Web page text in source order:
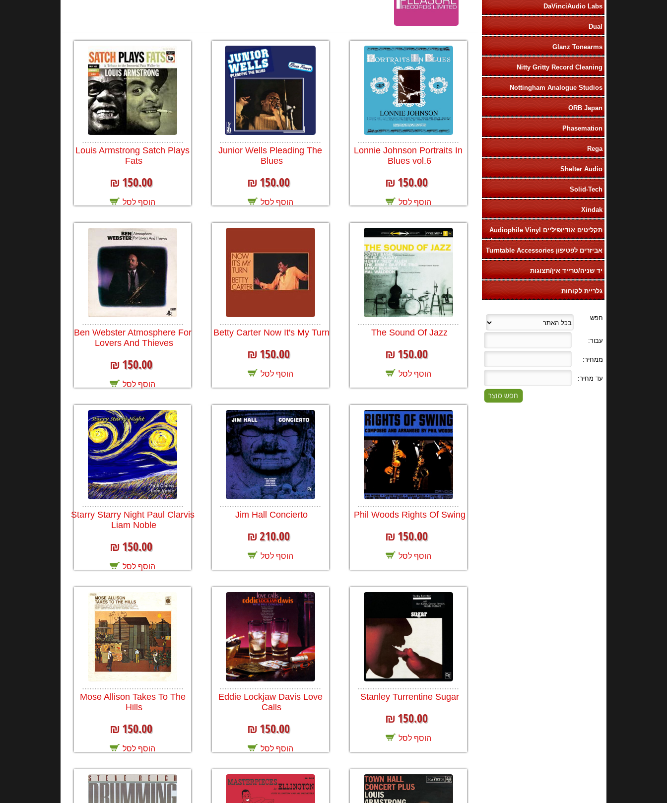
DaVinciAudio Labs
Dual
Glanz Tonearms
Nitty Gritty Record Cleaning
Nottingham Analogue Studios
ORB Japan
Phasemation
Rega
Shelter Audio
Solid-Tech
Xindak
תקליטים אודיופיליים Audiophile Vinyl
LP
אביזרים לפטיפון Turntable Accessories
יד שניה/טרייד אין/תצוגות
גלריית לקוחות
.........................................
Lonnie Johnson Portraits In
Blues vol.6
150.00
₪
הוסף לסל
.........................................
Junior Wells Pleading The
Blues
150.00
₪
הוסף לסל
.........................................
Louis Armstrong Satch Plays
Fats
150.00
₪
הוסף לסל
.........................................
The Sound Of Jazz
150.00
₪
הוסף לסל
.........................................
Betty Carter Now It's My Turn
150.00
₪
הוסף לסל
.........................................
Ben Webster Atmosphere For
Lovers And Thieves
150.00
₪
הוסף לסל
.........................................
Phil Woods Rights Of Swing
150.00
₪
הוסף לסל
.........................................
Jim Hall Concierto
210.00
₪
הוסף לסל
.........................................
Starry Starry Night Paul Clarvis
Liam Noble
150.00
₪
הוסף לסל
.........................................
Stanley Turrentine Sugar
150.00
₪
הוסף לסל
.........................................
Eddie Lockjaw Davis Love
Calls
150.00
₪
הוסף לסל
.........................................
Mose Allison Takes To The
Hills
150.00
₪
הוסף לסל